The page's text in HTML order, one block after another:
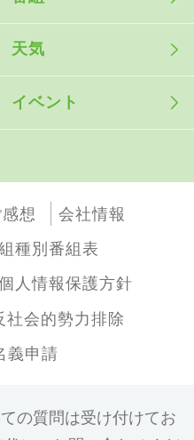
天気
イベント
想
会社情報
種別番組表
人情報保護方針
社会的勢力排除
義申請
の質問は受け付けてお